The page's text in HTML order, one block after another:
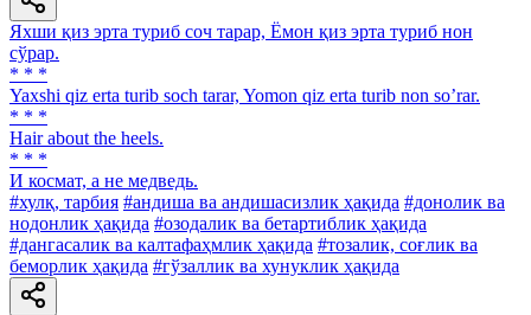
Яхши қиз эрта туриб соч тарар, Ёмон қиз эрта туриб нон
сўрар.
* * *
Yaxshi qiz erta turib soch tarar, Yomon qiz erta turib non soʼrar.
* * *
Hair about the heels.
* * *
И космат, а не медведь.
#хулқ, тарбия #андиша ва андишасизлик ҳақида #донолик ва
нодонлик ҳақида #озодалик ва бетартиблик ҳақида
#дангасалик ва калтафаҳмлик ҳақида #тозалик, соғлик ва
беморлик ҳақида #гўзаллик ва хунуклик ҳақида